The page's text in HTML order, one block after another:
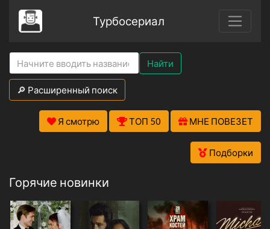
Турбосериал
Найти
🔎 Расширенный поиск
Я смотрю ТОП 50 МНЕ ПОВЕЗЕТ
Подборки
Горячие новинки